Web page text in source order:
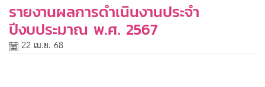
รายงานผลการดำเนินงานประจำ
ปีงบประมาณ พ.ศ. 2567
22 เม.ย. 68